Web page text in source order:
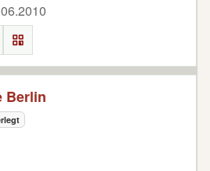
Berlin